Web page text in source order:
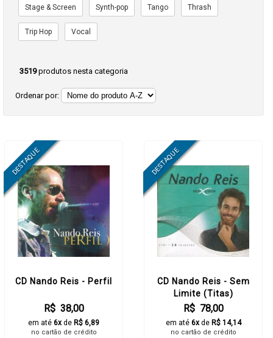
Stage & Screen Synth-pop Tango Thrash
Trip Hop Vocal
3519produtos nesta categoria
Ordenar por:
CD Nando Reis - Perfil
R$ 38,00
em até 6xde R$ 6,89
no cartão de crédito
CD Nando Reis - Sem
Limite (Titas)
R$ 78,00
em até 6xde R$ 14,14
no cartão de crédito